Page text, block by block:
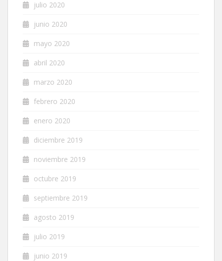
julio 2020
junio 2020
mayo 2020
abril 2020
marzo 2020
febrero 2020
enero 2020
diciembre 2019
noviembre 2019
octubre 2019
septiembre 2019
agosto 2019
julio 2019
junio 2019